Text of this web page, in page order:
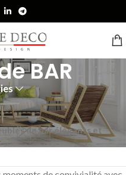
BAR
de bar élégants et